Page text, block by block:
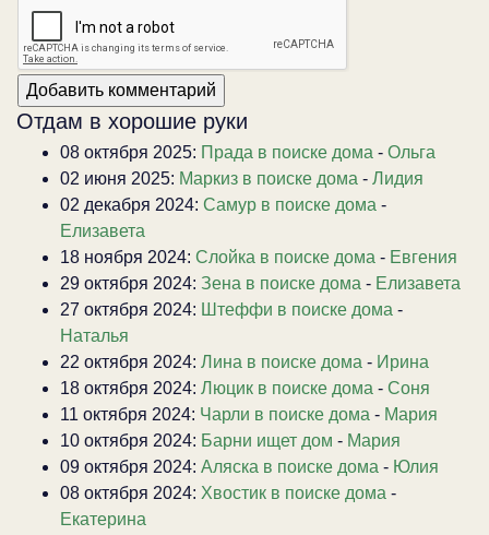
Отдам в хорошие руки
08 октября 2025: Прада в поиске дома - Ольга
02 июня 2025: Маркиз в поиске дома - Лидия
02 декабря 2024: Самур в поиске дома -
Елизавета
18 ноября 2024: Слойка в поиске дома - Евгения
29 октября 2024: Зена в поиске дома - Елизавета
27 октября 2024: Штеффи в поиске дома -
Наталья
22 октября 2024: Лина в поиске дома - Ирина
18 октября 2024: Люцик в поиске дома - Соня
11 октября 2024: Чарли в поиске дома - Мария
10 октября 2024: Барни ищет дом - Мария
09 октября 2024: Аляска в поиске дома - Юлия
08 октября 2024: Хвостик в поиске дома -
Екатерина